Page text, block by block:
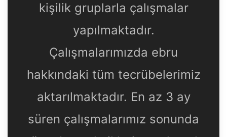
kişilik gruplarla çalışmalar
yapılmaktadır.
Çalışmalarımızda ebru
hakkındaki tüm tecrübelerimiz
aktarılmaktadır. En az 3 ay
süren çalışmalarımız sonunda